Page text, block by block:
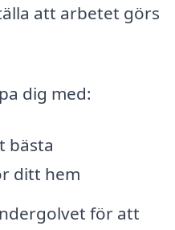
att arbetet görs
dig med:
bästa
ditt hem
för att